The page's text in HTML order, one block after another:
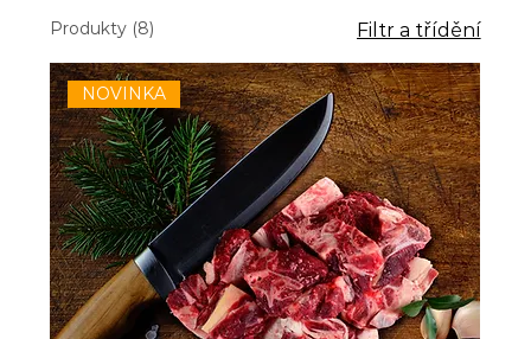
Produkty (8) Filtr a třídění
NOVINKA